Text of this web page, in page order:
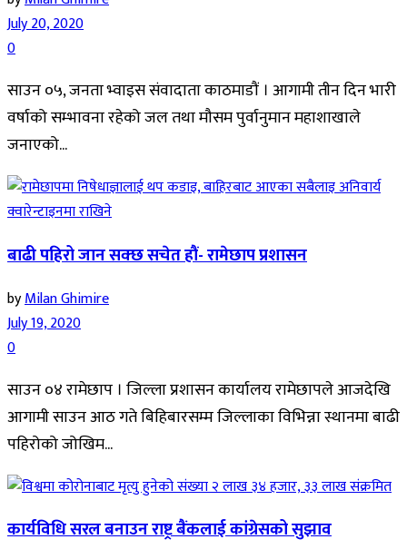
July 20, 2020
0
साउन ०५, जनता भ्वाइस संवादाता काठमाडौं । आगामी तीन दिन भारी
वर्षाको सम्भावना रहेको जल तथा मौसम पुर्वानुमान महाशाखाले
जनाएको...
बाढी पहिरो जान सक्छ सचेत हौं- रामेछाप प्रशासन
byMilan Ghimire
July 19, 2020
0
साउन ०४ रामेछाप । जिल्ला प्रशासन कार्यालय रामेछापले आजदेखि
आगामी साउन आठ गते बिहिबारसम्म जिल्लाका विभिन्ना स्थानमा बाढी
पहिरोको जोखिम...
कार्यविधि सरल बनाउन राष्ट्र बैंकलाई कांग्रेसको सुझाव